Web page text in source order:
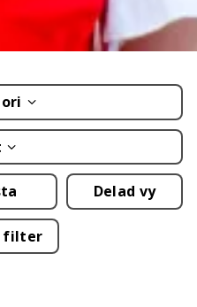
Delad vy
filter